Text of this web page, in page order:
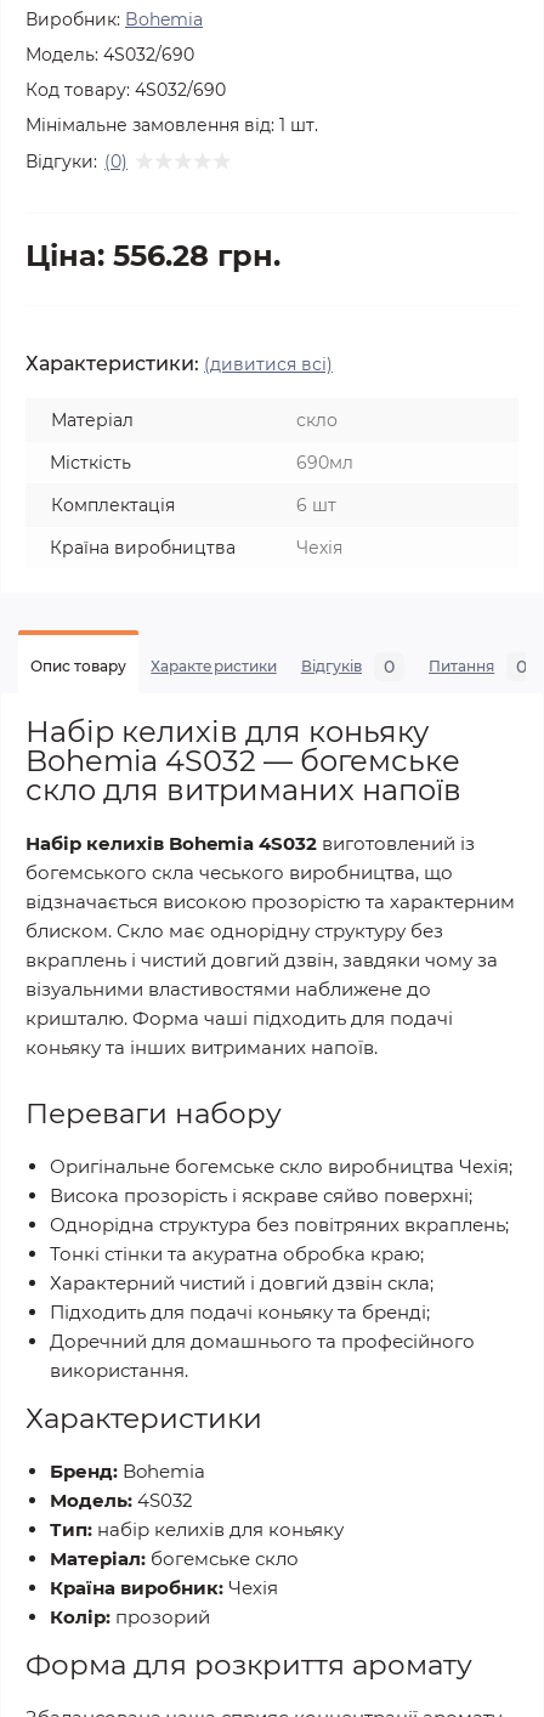
Виробник: Bohemia
Модель: 4S032/690
Код товару: 4S032/690
Мінімальне замовлення від: 1 шт.
Відгуки: (0)
Ціна: 556.28 грн.
Характеристики: (дивитися всі)
Матеріал
скло
Місткість
690мл
Комплектація
6 шт
Країна виробництва
Чехія
Опис товару Характеристики Відгуків 0 Питання 0
Набір келихів для коньяку
Bohemia 4S032 — богемське
скло для витриманих напоїв
Набір келихів Bohemia 4S032 виготовлений із
богемського скла чеського виробництва, що
відзначається високою прозорістю та характерним
блиском. Скло має однорідну структуру без
вкраплень і чистий довгий дзвін, завдяки чому за
візуальними властивостями наближене до
кришталю. Форма чаші підходить для подачі
коньяку та інших витриманих напоїв.
Переваги набору
Оригінальне богемське скло виробництва Чехія;
Висока прозорість і яскраве сяйво поверхні;
Однорідна структура без повітряних вкраплень;
Тонкі стінки та акуратна обробка краю;
Характерний чистий і довгий дзвін скла;
Підходить для подачі коньяку та бренді;
Доречний для домашнього та професійного
використання.
Характеристики
Бренд: Bohemia
Модель: 4S032
Тип: набір келихів для коньяку
Матеріал: богемське скло
Країна виробник: Чехія
Колір: прозорий
Форма для розкриття аромату